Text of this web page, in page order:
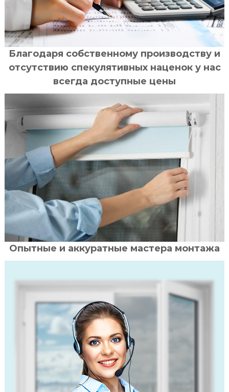
Благодаря собственному производству и
отсутствию спекулятивных наценок у нас
всегда доступные цены
Опытные и аккуратные мастера монтажа